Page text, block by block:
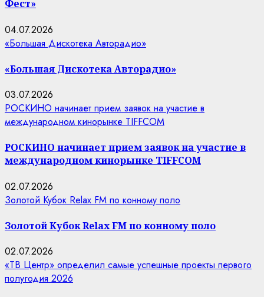
Фест»
04.07.2026
«Большая Дискотека Авторадио»
«Большая Дискотека Авторадио»
03.07.2026
РОСКИНО начинает прием заявок на участие в
международном кинорынке TIFFCOM
РОСКИНО начинает прием заявок на участие в
международном кинорынке TIFFCOM
02.07.2026
Золотой Кубок Relax FM по конному поло
Золотой Кубок Relax FM по конному поло
02.07.2026
«ТВ Центр» определил самые успешные проекты первого
полугодия 2026